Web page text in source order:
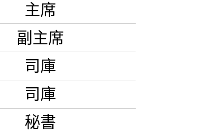
主席
副主席
司庫
司庫
秘書